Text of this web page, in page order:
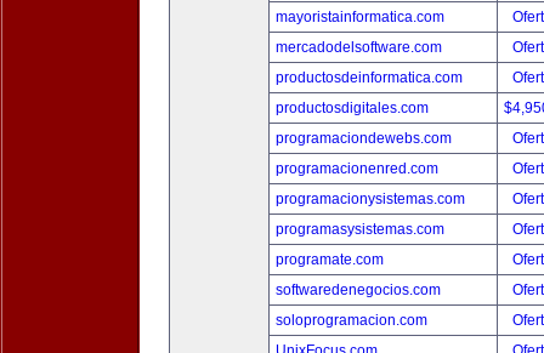
mayoristainformatica.com
mercadodelsoftware.com
productosdeinformatica.com
productosdigitales.com
programaciondewebs.com
programacionenred.com
programacionysistemas.com
programasysistemas.com
programate.com
softwaredenegocios.com
soloprogramacion.com